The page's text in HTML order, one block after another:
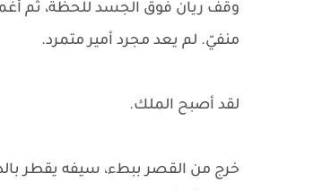
وقف ريان فوق الجسد للحظة، ثم
منفيّ. لم يعد مجرد أمير متمرد.
لقد أصبح الملك.
خرج من القصر ببطء، سيفه يقطر